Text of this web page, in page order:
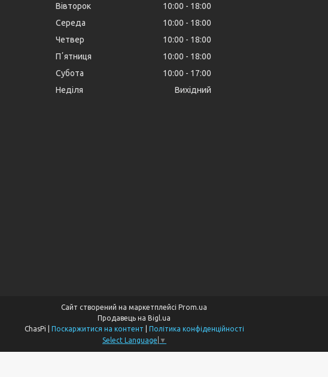
Вівторок
10:00
18:00
Середа
10:00
18:00
Четвер
10:00
18:00
Пʼятниця
10:00
18:00
Субота
10:00
17:00
Неділя
Вихідний
Сайт створений на маркетплейсі Prom.ua
Продавець на Bigl.ua
Поскаржитися на контент
Політика конфіденційності
Select Language ▼